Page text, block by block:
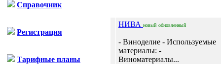
Справочник
Регистрация
Тарифные планы
НИВА новый обновленный
- Виноделие - Используемые
материалы: -
Виноматериалы...